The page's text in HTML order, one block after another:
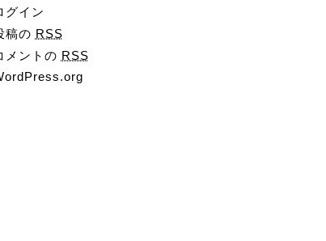
グイン
稿の RSS
メントの RSS